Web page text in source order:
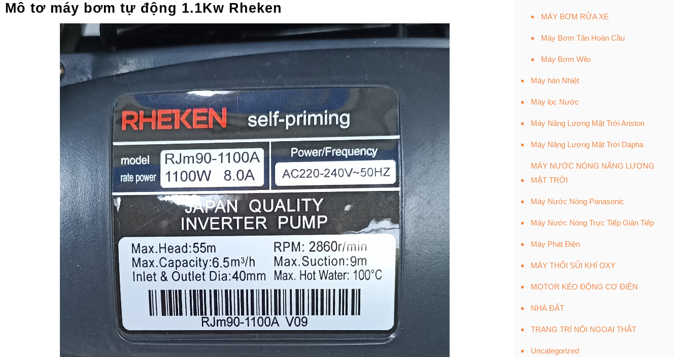
Mô tơ máy bơm tự động 1.1Kw Rheken
MÁY BƠM RỬA XE
Máy Bơm Tân Hoàn Cầu
Máy Bơm Wilo
Máy hàn Nhiệt
Máy lọc Nước
Máy Năng Lượng Mặt Trời Ariston
Máy Năng Lượng Mặt Trời Dapha
MÁY NƯỚC NÓNG NĂNG LƯỢNG
MẶT TRỜI
Máy Nước Nóng Panasonic
Máy Nước Nóng Trực Tiếp Gián Tiếp
Máy Phát Điện
MÁY THỔI SỦI KHÍ OXY
MOTOR KÉO ĐỘNG CƠ ĐIỆN
NHÀ ĐẤT
TRANG TRÍ NỘI NGOẠI THẤT
Uncategorized